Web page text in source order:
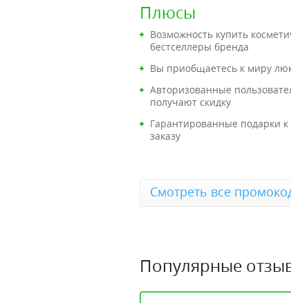
Плюсы
Возможность купить
бестселлеры бренда
Вы приобщаетесь к миру
Авторизованные
получают скидку
Гарантированные подарки
заказу
Смотреть все
Популярные